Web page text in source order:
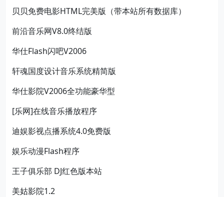
贝贝免费电影HTML完美版（带本站所有数据库）
前沿音乐网V8.0终结版
华仕Flash闪吧V2006
轩魂国度设计音乐系统精简版
华仕影院V2006全功能豪华型
[乐网]在线音乐播放程序
迪娱影视点播系统4.0免费版
娱乐动漫Flash程序
王子俱乐部 DJ红色版本站
美姑影院1.2